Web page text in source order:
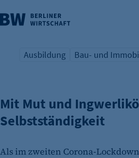
überspringen
Übersicht Schlagwort
Ausbildung
Übersicht
Bau- und
GRÜNDERIN HANNA SCHOLZ
Mit Mut und
Selbstständigkeit
Als im zweiten Corona-